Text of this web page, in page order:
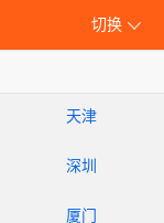
切换
天津
深圳
厦门